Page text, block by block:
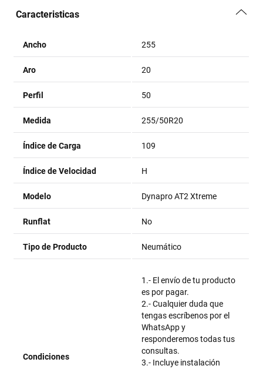
Caracteristicas
Ancho 255
Aro 20
Perfil 50
Medida 255/50R20
Índice de Carga 109
Índice de Velocidad H
Modelo Dynapro AT2 Xtreme
Runflat No
Tipo de Producto Neumático
Condiciones
1.- El envío de tu producto
es por pagar.
2.- Cualquier duda que
tengas escríbenos por el
WhatsApp y
responderemos todas tus
consultas.
3.- Incluye instalación